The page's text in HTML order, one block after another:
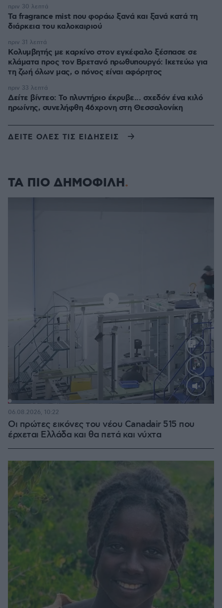
Τα fragrance mist που φοράω ξανά και ξανά κατά τη
διάρκεια του καλοκαιριού
πριν 30 λεπτά
Κολυμβητής με καρκίνο στον εγκέφαλο ξέσπασε σε
κλάματα προς τον Βρετανό πρωθυπουργό: Ικετεύω για
τη ζωή όλων μας, ο πόνος είναι αφόρητος
πριν 31 λεπτά
Δείτε βίντεο: Το πλυντήριο έκρυβε... σχεδόν ένα κιλό
ηρωίνης, συνελήφθη 46χρονη στη Θεσσαλονίκη
πριν 33 λεπτά
ΔΕΙΤΕ ΟΛΕΣ ΤΙΣ ΕΙΔΗΣΕΙΣ
ΤΑ ΠΙΟ ΔΗΜΟΦΙΛΗ
Loaded
Οι πρώτες εικόνες του νέου Canadair 515 που
έρχεται Ελλάδα και θα πετά και νύχτα
06.08.2026, 10:22